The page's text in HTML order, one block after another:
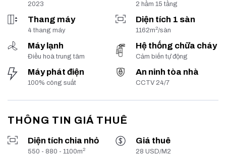
2023 2 hầm 15 tầng
Thang máy
4 thang máy
Diện tích 1 sàn
1162m2/sàn
Máy lạnh
Điều hoà trung tâm
Hệ thống chữa cháy
Cảm biến tự động
Máy phát điện
100% công suất
An ninh tòa nhà
CCTV 24/7
THÔNG TIN GIÁ THUÊ
Diện tích chia nhỏ
550 - 880 - 1100m2
Giá thuê
28 USD/M2